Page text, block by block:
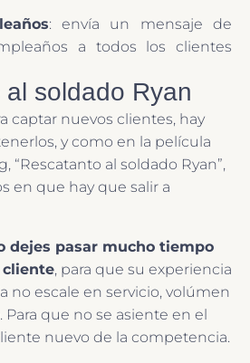
: envía un mensaje de
a todos los clientes
soldado Ryan
captar nuevos clientes, hay
y como en la película
“Rescatanto al soldado Ryan”,
en que hay que salir a
dejes pasar mucho tiempo
cliente, para que su experiencia
no escale en servicio, volúmen
que no se asiente en el
nuevo de la competencia.